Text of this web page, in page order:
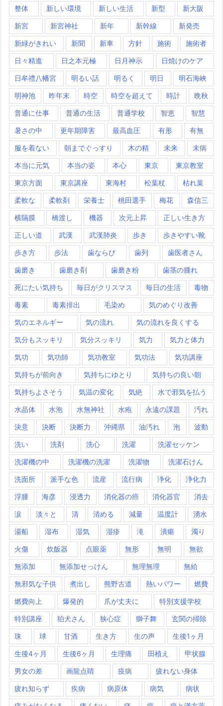
整体 新しい環境 新しい生活 新型 新大阪
新宮 新宮神社 新年 新幹線 新発売
新緑がきれい 新聞 新車 方針 施術 施術者
日々精進 日之本元極 日月神示 日焼けのケア
日牟禮八幡宮 明るい話 明るく 明日 明石海峡
明神池 昨年末 時空 時空を超えて 時計 晩秋
普通に仕事 普通の生活 普通学校 智恵 智慧
暑さの中 更年期障害 最高血圧 有形 有無
服を着ない 朝までぐっすり 木の精 未来 未病
本当に元気 本当の姿 本心 東京 東京教室
東京方面 東京講座 東海村 松葉杖 枯れ葉
柔軟な 柔軟剤 栄養士 桃田選手 梅花 森信三
横隔膜 橋渡し 機器 次元上昇 正しい生き方
正しい道 武漢 武漢肺炎 歩き 歩きやすい靴
歩き方 歩法 歯ならび 歯列 歯医者さん
歯磨き 歯磨き剤 歯磨き粉 歯茎の腫れ
死にたい気持ち 毎日がクリスマス 毎日の生活 毒物
毒素 毒素排出 毛染め 気のめぐり改善
気のエネルギー 気の流れ 気の流れを良くする
気分もスッキリ 気分スッキリ 気力 気力と体力
気功 気功師 気功教室 気功法 気功講座
気持ちが前向き 気持ちにゆとり 気持ちの良い朝
気持ちよさそう 気温の変化 気絶 水で邪気を払う
水晶体 水泡 水無神社 水疱 永遠の課題 汚れ
決意 決断 決断力 沖縄県 油汚れ 泡 波動
洗い 洗剤 洗心 洗濯 洗濯セッケン
洗濯機の中 洗濯機の洗濯 洗濯物 洗濯石けん
洗面所 派手な色 流産 流行病 浄化 浄化力
浮腫 海彦 浸透力 消化器の癌 消化器官 消去
涙 淡々と 清 清める 減量 温度計 湧水
湯船 湿布 湿気 湿疹 滝 潰瘍 濁り
火傷 炊飯器 点眼薬 無形 無明 無欲
無添加 無添加せっけん 無理無理 無給
無邪気な子供 煮出し 熊野古道 熱いパワー 燃費
燃費向上 爆発的 爪が丈夫に 特別支援学校
特別講座 狛犬さん 狭心症 獅子舞 玄関の掃除
珠 球 甘酒 生き方 生の声 生後1ヶ月
生後4ヶ月 生後6ヶ月 生理痛 田植え 甲状腺
男女の差 画龍点睛 疫病 疲れない身体
疲れ知らず 疾病 病原体 病気 病状